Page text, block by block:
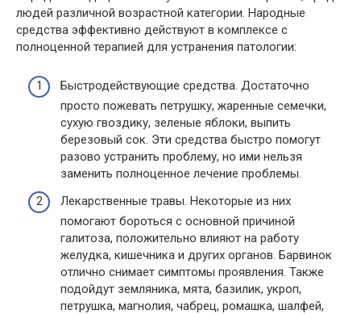
людей различной возрастной категории. Народные
средства эффективно действуют в комплексе с
полноценной терапией для устранения патологии:
Быстродействующие средства. Достаточно
просто пожевать петрушку, жаренные семечки,
сухую гвоздику, зеленые яблоки, выпить
березовый сок. Эти средства быстро помогут
разово устранить проблему, но ими нельзя
заменить полноценное лечение проблемы.
Лекарственные травы. Некоторые из них
помогают бороться с основной причиной
галитоза, положительно влияют на работу
желудка, кишечника и других органов. Барвинок
отлично снимает симптомы проявления. Также
подойдут земляника, мята, базилик, укроп,
петрушка, магнолия, чабрец, ромашка, шалфей,